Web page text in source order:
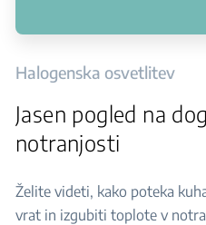
Halogenska osvetlitev
Jasen pogled na
notranjosti
Želite videti, kako poteka
vrat in izgubiti toplote v